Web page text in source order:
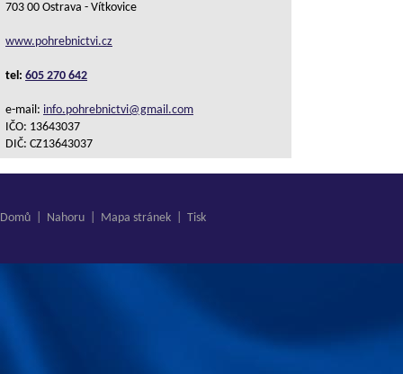
703 00 Ostrava - Vítkovice
www.pohrebnictvi.cz
tel: 605 270 642
e-mail: info.pohrebnictvi@gmail.com
IČO: 13643037
DIČ: CZ13643037
Domů Nahoru Mapa stránek Tisk